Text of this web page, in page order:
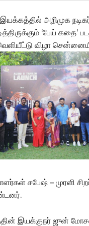
அறிமுக
‘பேய் கதை’
விழா
சபேஷ் – முரளி
இயக்குநர் ஜுன்